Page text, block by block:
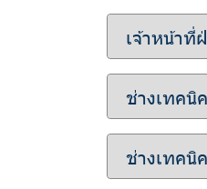
เจ้าหน้าที่
ช่างเทคนิ
ช่างเทคนิ